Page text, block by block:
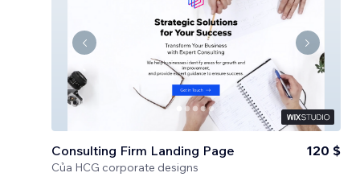
Consulting Firm Landing Page
Của HCG corporate designs
120 $